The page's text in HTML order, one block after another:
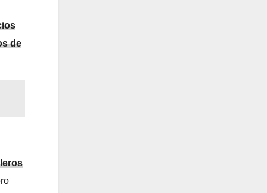
de